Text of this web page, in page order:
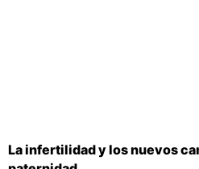
La infertilidad y los nuevos